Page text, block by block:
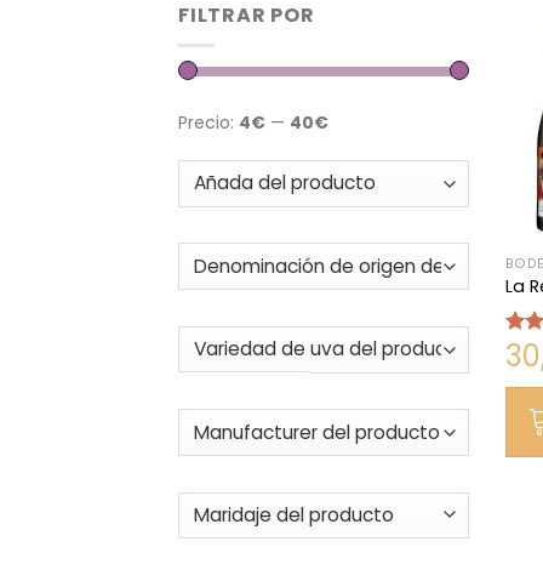
FILTRAR POR
Precio: 4€ — 40€
La
con
de 5